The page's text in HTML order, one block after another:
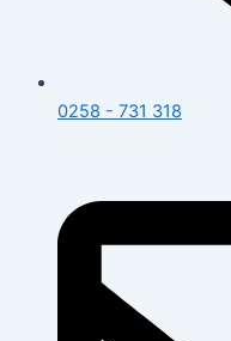
0258 - 731 318